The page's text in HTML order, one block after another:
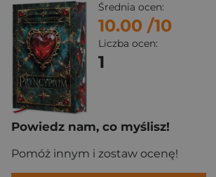
Średnia ocen:
10.00 /10
Liczba ocen:
1
Powiedz nam, co myślisz!
Pomóż innym i zostaw ocenę!